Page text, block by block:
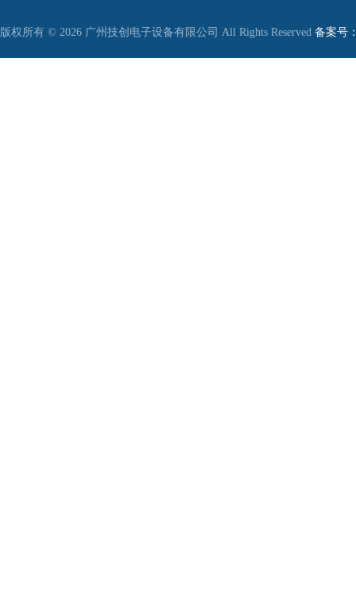
版权所有 © 2026 广州技创电子设备有限公司 All Rights Reserved 备案号